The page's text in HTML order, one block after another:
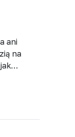
ani
na